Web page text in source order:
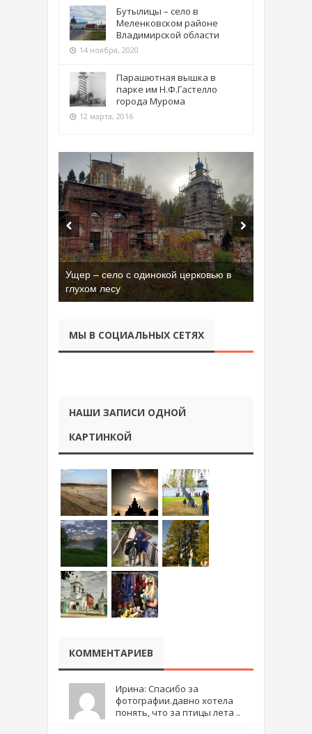
Бутылицы – село в
Меленковском районе
Владимирской области
14 ноября, 2020
Парашютная вышка в
парке им Н.Ф.Гастелло
города Мурома
12 марта, 2016
Ущер – село с одинокой церковью в
глухом лесу
Бывшая танковая часть имени Сухэ-
Батора во Владимире
МЫ В СОЦИАЛЬНЫХ СЕТЯХ
НАШИ ЗАПИСИ ОДНОЙ
КАРТИНКОЙ
КОММЕНТАРИЕВ
Ирина: Спасибо за
фотографии.давно хотела
понять, что за птицы лета ..